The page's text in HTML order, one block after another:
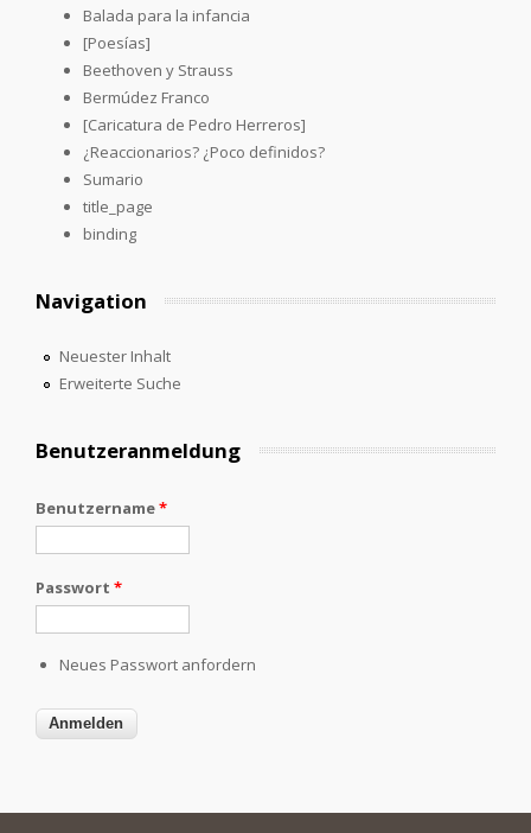
Balada para la infancia
[Poesías]
Beethoven y Strauss
Bermúdez Franco
[Caricatura de Pedro Herreros]
¿Reaccionarios? ¿Poco definidos?
Sumario
title_page
binding
Navigation
Neuester Inhalt
Erweiterte Suche
Benutzeranmeldung
Benutzername*
Passwort *
Neues Passwort anfordern